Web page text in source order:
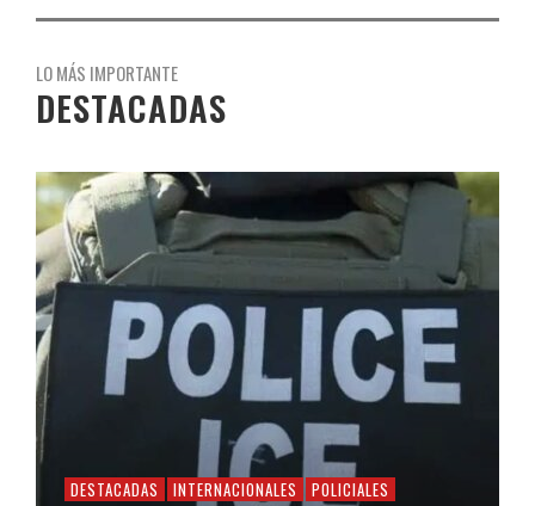
LO MÁS IMPORTANTE
DESTACADAS
DESTACADAS INTERNACIONALES POLICIALES